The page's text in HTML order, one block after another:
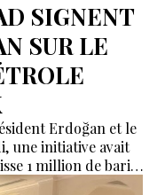
SIGNENT
SUR LE
Erdoğan et le
une initiative avait
1 million de barils
turques.